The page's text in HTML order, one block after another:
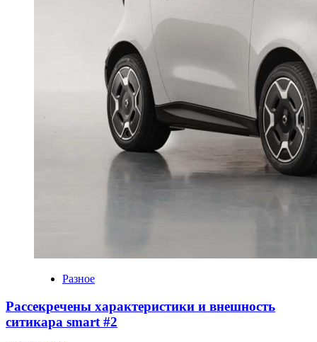
Разное
Рассекречены характеристики и внешность
ситикара smart #2